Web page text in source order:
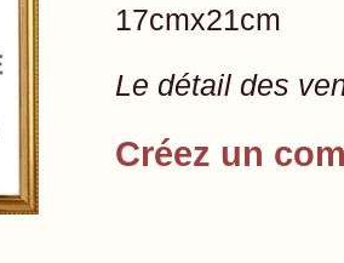
17cmx21cm
Le détail des
Créez un